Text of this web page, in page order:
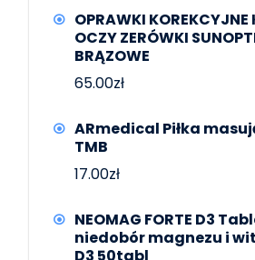
OPRAWKI KOREKCYJNE
OCZY ZERÓWKI
BRĄZOWE
65.00zł
ARmedical Piłka
TMB
17.00zł
NEOMAG FORTE D3
niedobór magnezu i
D3 50tabl